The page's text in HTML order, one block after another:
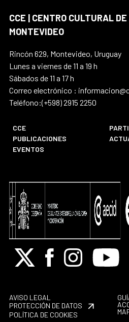
CCE | CENTRO CULTURAL
MONTEVIDEO
Rincón 629, Montevideo, Uruguay
Lunes a viernes de 11 a 19 h
Sábados de 11 a 17 h
Correo electrónico :
Teléfono:(+598) 2915 2250
CCE
PUBLICACIONES
EVENTOS
X FacebookInstagramYoutube
AVISO LEGAL
PROTECCIÓN DE DATOS
POLÍTICA DE COOKIES